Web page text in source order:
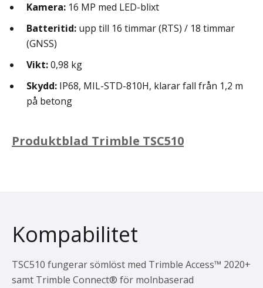
Kamera: 16 MP med LED-blixt
Batteritid: upp till 16 timmar (RTS) / 18 timmar
(GNSS)
Vikt:0,98 kg
Skydd: IP68, MIL-STD-810H, klarar fall från 1,2 m
på betong
Produktblad Trimble TSC510
Kompabilitet
TSC510 fungerar sömlöst med Trimble Access™ 2020+
samt Trimble Connect® för molnbaserad